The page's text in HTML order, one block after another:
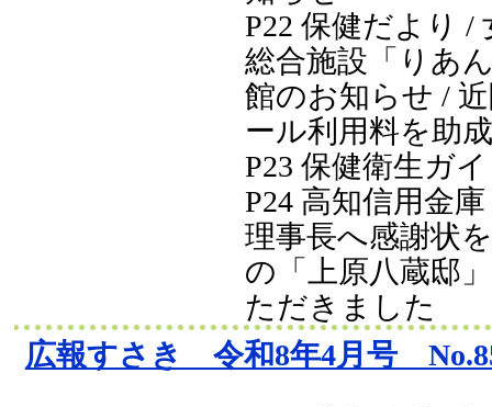
P22 保健だより /
総合施設「りあ
館のお知らせ /
ール利用料を助
P23 保健衛生ガ
P24 高知信用金
理事長へ感謝状
の「上原八蔵邸
ただきました
広報すさき 令和8年4月号